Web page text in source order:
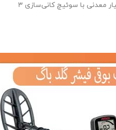
تقویت صدا و توانایی کار در خاک بسیار معدنی با سوئیچ کانی‌سازی ۳